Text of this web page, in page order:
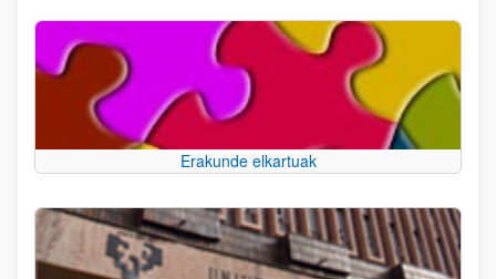
Erakunde elkartuak